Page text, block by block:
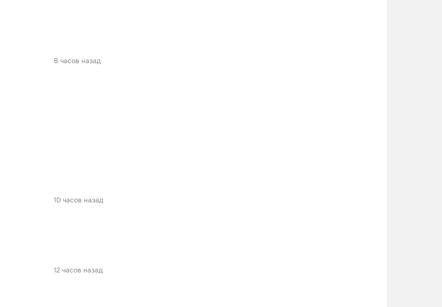
8 часов назад
10 часов назад
12 часов назад